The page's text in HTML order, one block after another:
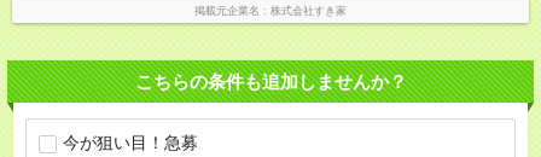
掲載元企業名 株式会社すき家
こちらの条件も追加しませんか？
今が狙い目！急募